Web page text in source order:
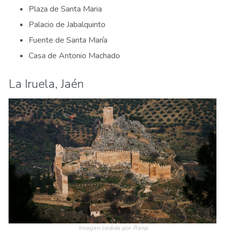
Plaza de Santa Maria
Palacio de Jabalquinto
Fuente de Santa María
Casa de Antonio Machado
La Iruela, Jaén
Imagen cedida por Ranp